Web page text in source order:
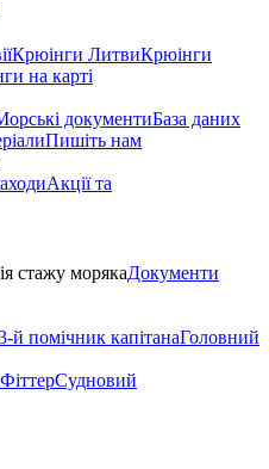
Крюінги ЛитвиКрюінги
на карті
документиБаза даних
Пишіть нам
Акції та
стажу морякаДокументи
й помічник капітанаГоловний
ФіттерСудновий